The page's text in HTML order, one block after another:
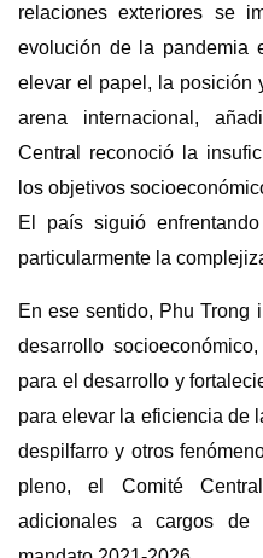
relaciones exteriores se
evolución de la pandemia
elevar el papel, la posición
arena internacional,
Central reconoció la
los objetivos
El país siguió
particularmente la
En ese sentido, Phu Trong
desarrollo
para el desarrollo y
para elevar la eficiencia de
despilfarro y otros
pleno, el Comité
adicionales a cargos de